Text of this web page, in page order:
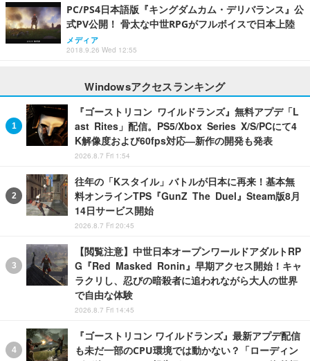
PC/PS4日本語版『キングダムカム・デリバランス』公
式PV公開！ 骨太な中世RPGがフルボイスで日本上陸
メディア
2018.9.26 Wed 12:55
Windowsアクセスランキング
『ゴーストリコン ワイルドランズ』無料アプデ「L
ast Rites」配信。PS5/Xbox Series X/S/PCにて4
K解像度および60fps対応―新作の開発も発表
2026.8.7 Fri 1:54
往年の「Kスタイル」バトルが日本に再来！基本無
料オンラインTPS『GunZ The Duel』Steam版8月
14日サービス開始
2026.8.7 Fri 20:45
【閲覧注意】中世日本オープンワールドアダルトRP
G『Red Masked Ronin』早期アクセス開始！キャ
ラクリし、忍びの暗殺者に追われながら大人の世界
で自由な体験
2026.8.7 Fri 14:45
『ゴーストリコン ワイルドランズ』最新アプデ配信
も未だ一部のCPU環境では動かない？「ローディン